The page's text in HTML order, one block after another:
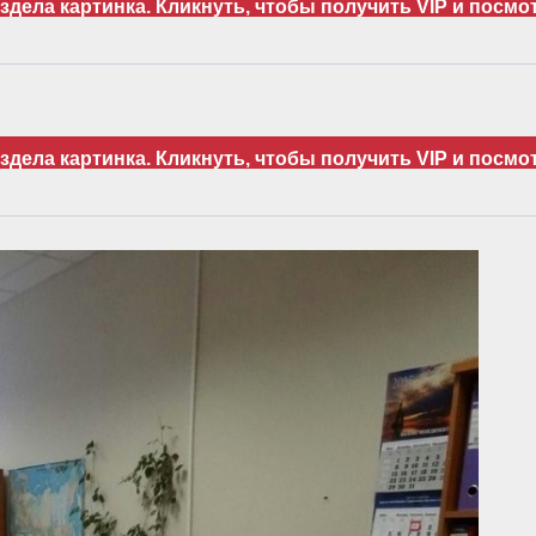
картинка. Кликнуть, чтобы получить VIP и
картинка. Кликнуть, чтобы получить VIP и